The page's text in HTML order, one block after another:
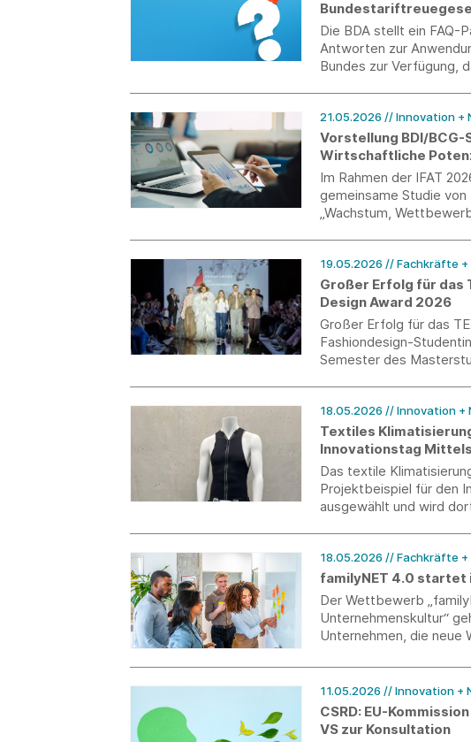
Umsetzbarkeit der
Die BDA stellt ein FAQ-
Antworten zur
Bundes zur Verfügung,
21.05.2026 // Innovation +
Vorstellung BDI/
Wirtschaftliche
Im Rahmen der IFAT
gemeinsame Studie
„Wachstum,
19.05.2026 // Fachkräfte +
Großer Erfolg für das
Design Award 2026
Großer Erfolg für das
Fashiondesign-
Semester des
18.05.2026 // Innovation +
Textiles
Innovationstag
Das textile
Projektbeispiel für den
ausgewählt und wird
18.05.2026 // Fachkräfte +
familyNET 4.0 startet
Der Wettbewerb
Unternehmenskultur“
Unternehmen, die neue
echter Vereinbarkeit.
11.05.2026 // Innovation +
CSRD: EU-
VS zur Konsultation